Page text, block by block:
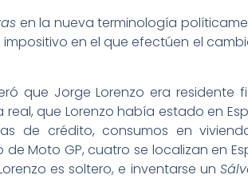
en la nueva terminología
en el que efectúen el
que Jorge Lorenzo era residente
que Lorenzo había estado en
de crédito, consumos en
Moto GP, cuatro se localizan en
es soltero, e inventarse un